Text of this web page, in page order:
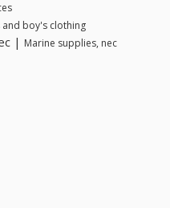
and boy's clothing
| Marine supplies, nec